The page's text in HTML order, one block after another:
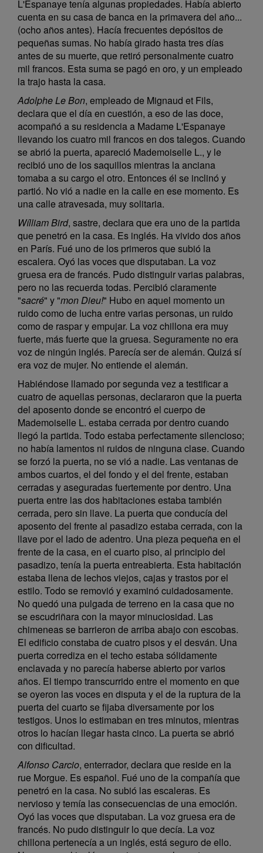
L'Espanaye tenía algunas propiedades. Había abierto
cuenta en su casa de banca en la primavera del año...
(ocho años antes). Hacía frecuentes depósitos de
pequeñas sumas. No había girado hasta tres días
antes de su muerte, que retiró personalmente cuatro
mil francos. Esta suma se pagó en oro, y un empleado
la trajo hasta la casa.
Adolphe Le Bon, empleado de Mignaud et Fils,
declara que el día en cuestión, a eso de las doce,
acompañó a su residencia a Madame L'Espanaye
llevando los cuatro mil francos en dos talegos. Cuando
se abrió la puerta, apareció Mademoiselle L., y le
recibió uno de los saquillos mientras la anciana
tomaba a su cargo el otro. Entonces él se inclinó y
partió. No vió a nadie en la calle en ese momento. Es
una calle atravesada, muy solitaria.
Wílliam Bird, sastre, declara que era uno de la partida
que penetró en la casa. Es inglés. Ha vivido dos años
en París. Fué uno de los primeros que subió la
escalera. Oyó las voces que disputaban. La voz
gruesa era de francés. Pudo distinguir varias palabras,
pero no las recuerda todas. Percibió claramente
"sacré" y "mon Dieu!" Hubo en aquel momento un
ruido como de lucha entre varias personas, un ruido
como de raspar y empujar. La voz chillona era muy
fuerte, más fuerte que la gruesa. Seguramente no era
voz de ningún inglés. Parecía ser de alemán. Quizá sí
era voz de mujer. No entiende el alemán.
Habiéndose llamado por segunda vez a testificar a
cuatro de aquellas personas, declararon que la puerta
del aposento donde se encontró el cuerpo de
Mademoiselle L. estaba cerrada por dentro cuando
llegó la partida. Todo estaba perfectamente silencioso;
no había lamentos ni ruidos de ninguna clase. Cuando
se forzó la puerta, no se vió a nadie. Las ventanas de
ambos cuartos, el del fondo y el del frente, estaban
cerradas y aseguradas fuertemente por dentro. Una
puerta entre las dos habitaciones estaba también
cerrada, pero sin llave. La puerta que conducía del
aposento del frente al pasadizo estaba cerrada, con la
llave por el lado de adentro. Una pieza pequeña en el
frente de la casa, en el cuarto piso, al principio del
pasadizo, tenía la puerta entreabierta. Esta habitación
estaba llena de lechos viejos, cajas y trastos por el
estilo. Todo se removió y examinó cuidadosamente.
No quedó una pulgada de terreno en la casa que no
se escudriñara con la mayor minuciosidad. Las
chimeneas se barrieron de arriba abajo con escobas.
El edificio constaba de cuatro pisos y el desván. Una
puerta corrediza en el techo estaba sólidamente
enclavada y no parecía haberse abierto por varios
años. El tiempo transcurrido entre el momento en que
se oyeron las voces en disputa y el de la ruptura de la
puerta del cuarto se fijaba diversamente por los
testigos. Unos lo estimaban en tres minutos, mientras
otros lo hacían llegar hasta cinco. La puerta se abrió
con dificultad.
Alfonso Carcio, enterrador, declara que reside en la
rue Morgue. Es español. Fué uno de la compañía que
penetró en la casa. No subió las escaleras. Es
nervioso y temía las consecuencias de una emoción.
Oyó las voces que disputaban. La voz gruesa era de
francés. No pudo distinguir lo que decía. La voz
chillona pertenecía a un inglés, está seguro de ello.